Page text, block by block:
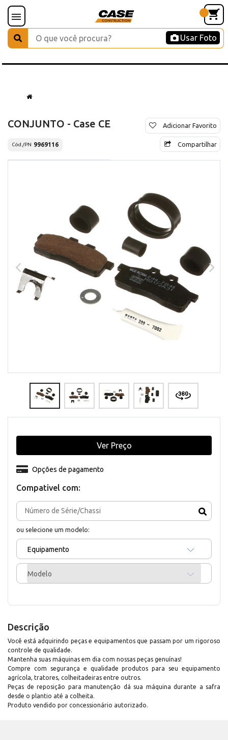
Usar Foto
CONJUNTO - Case CE
Cód./PN 9969116
Adicionar Favorito
Compartilhar
Compativel com:
ou selecione um modelo:
Equipamento
Modelo
Opções de pagamento
Ver Preço
Descrição
Você está adquirindo peças e equipamentos que passam por um rigoroso
controle de qualidade.
Mantenha suas máquinas em dia com nossas peças genuínas!
Compre com segurança e qualidade produtos para seu equipamento
agrícola, tratores, colheitadeiras entre outros.
Peças de reposição para manutenção dá sua máquina durante a safra
desde o plantio até a colheita.
Produto vendido por concessionário autorizado.